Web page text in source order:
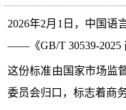
2026年2月1日，中国语
——《GB/T 30539-2025
这份标准由国家市场监
委员会归口，标志着商